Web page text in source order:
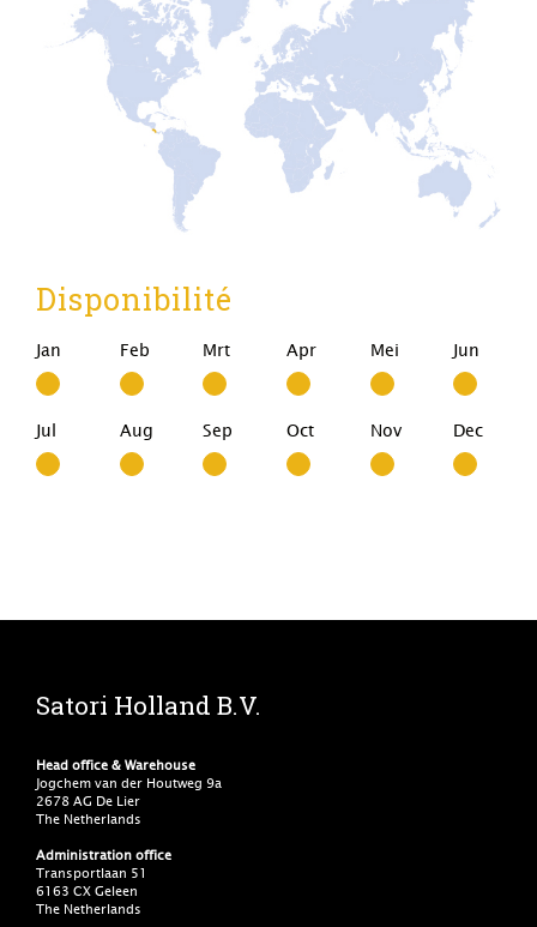
Disponibilité
Jan Feb Mrt Apr Mei Jun
Jul Aug Sep Oct Nov Dec
Satori Holland B.V.
Head office & Warehouse
Jogchem van der Houtweg 9a
2678 AG De Lier
The Netherlands
Administration office
Transportlaan 51
6163 CX Geleen
The Netherlands